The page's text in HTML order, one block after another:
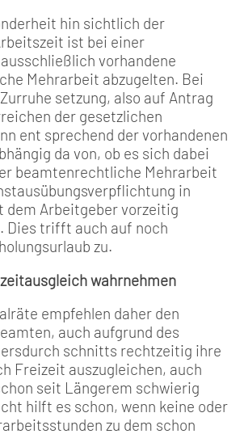
hin­ sichtlich der
ist bei einer
vorhandene
Mehrarbeit abzugelten. Bei
setzung, also auf Antrag
der gesetz­lichen
ent­ sprechend der vorhandenen
da­ von, ob es sich dabei
beamtenrechtliche Mehrarbeit
in
dem Arbeitgeber vorzeitig
Dies trifft auch auf noch
zu.
wahrnehmen
empfeh­len daher den
auch aufgrund des
schnitts rechtzeitig ihre
Freizeit auszugleichen, auch
seit Längerem schwierig
hilft es schon, wenn keine oder
zu dem schon